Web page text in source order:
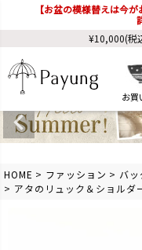
【お盆の模様替えは今
¥10,000(税
お買
HOME ファッション バッ
アタのリュック＆ショルダ